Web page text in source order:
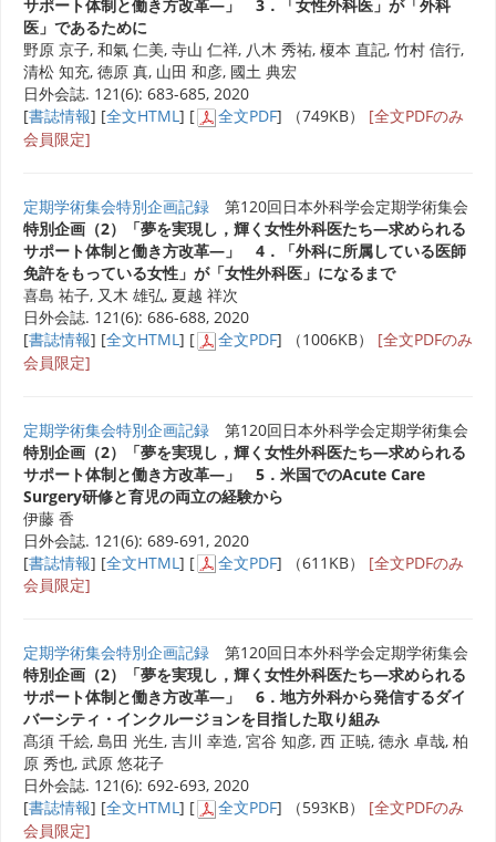
サポート体制と働き方改革―」 3．「女性外科医」が「外科
医」であるために
野原 京子, 和氣 仁美, 寺山 仁祥, 八木 秀祐, 榎本 直記, 竹村 信行,
清松 知充, 徳原 真, 山田 和彦, 國土 典宏
日外会誌. 121(6): 683-685, 2020
[書誌情報] [全文HTML] [ 全文PDF] （749KB） [全文PDFのみ
会員限定]
定期学術集会特別企画記録 第120回日本外科学会定期学術集会
特別企画（2）「夢を実現し，輝く女性外科医たち―求められる
サポート体制と働き方改革―」 4．「外科に所属している医師
免許をもっている女性」が「女性外科医」になるまで
喜島 祐子, 又木 雄弘, 夏越 祥次
日外会誌. 121(6): 686-688, 2020
[書誌情報] [全文HTML ] [ 全文PDF] （1006KB） [全文PDFのみ
会員限定]
定期学術集会特別企画記録 第120回日本外科学会定期学術集会
特別企画（2）「夢を実現し，輝く女性外科医たち―求められる
サポート体制と働き方改革―」 5．米国でのAcute Care
Surgery研修と育児の両立の経験から
伊藤 香
日外会誌. 121(6): 689-691, 2020
[書誌情報] [全文HTML ] [ 全文PDF] （611KB） [全文PDFのみ
会員限定]
定期学術集会特別企画記録 第120回日本外科学会定期学術集会
特別企画（2）「夢を実現し，輝く女性外科医たち―求められる
サポート体制と働き方改革―」 6．地方外科から発信するダイ
バーシティ・インクルージョンを目指した取り組み
髙須 千絵, 島田 光生, 吉川 幸造, 宮谷 知彦, 西 正暁, 徳永 卓哉, 柏
原 秀也, 武原 悠花子
日外会誌. 121(6): 692-693, 2020
[書誌情報] [全文HTML] [ 全文PDF] （593KB） [全文PDFのみ
会員限定]